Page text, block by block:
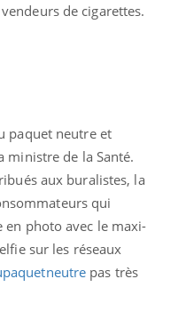
de cigarettes.
paquet neutre et
ministre de la Santé.
aux buralistes, la
qui
photo avec le maxi-
sur les réseaux
pas très